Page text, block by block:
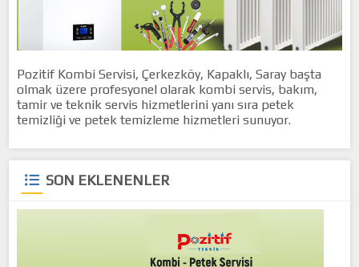
Pozitif Kombi Servisi, Çerkezköy, Kapaklı, Saray başta
olmak üzere profesyonel olarak kombi servis, bakım,
tamir ve teknik servis hizmetlerini yanı sıra petek
temizliği ve petek temizleme hizmetleri sunuyor.
SON EKLENENLER